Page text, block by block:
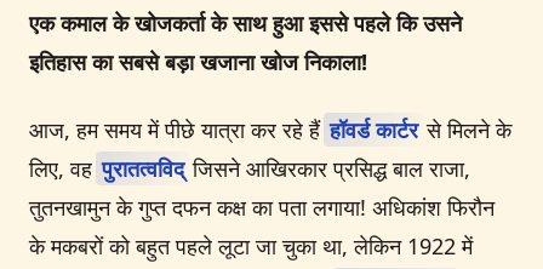
एक कमाल के खोजकर्ता के साथ हुआ इससे पहले कि उसने
इतिहास का सबसे बड़ा खजाना खोज निकाला!
आज, हम समय में पीछे यात्रा कर रहे हैं हॉवर्ड कार्टर से मिलने के
लिए, वह पुरातत्वविद् जिसने आखिरकार प्रसिद्ध बाल राजा,
तुतनखामुन के गुप्त दफन कक्ष का पता लगाया! अधिकांश फिरौन
के मकबरों को बहुत पहले लूटा जा चुका था, लेकिन 1922 में